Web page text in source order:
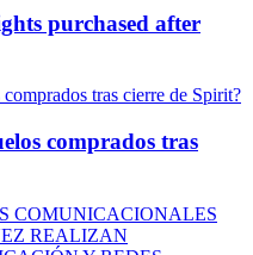
purchased after
comprados tras